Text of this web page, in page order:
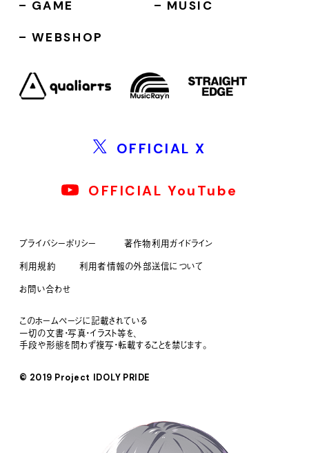
GAME
WEBSHOP
MUSIC
OFFICIAL X
OFFICIAL YouTube
プライバシーポリシー
著作物利用ガイドライン
利用規約
利用者情報の外部送信について
お問い合わせ
このホームページに記載されている
一切の文書・写真・イラスト等を、
手段や形態を問わず複写・転載することを禁じます。
© 2019 Project IDOLY PRIDE